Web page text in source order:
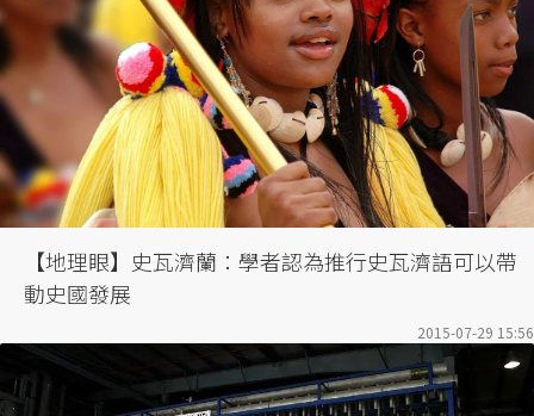
【地理眼】史瓦濟蘭：學者認為推行史瓦濟語可以帶
動史國發展
2015-07-29 15:56